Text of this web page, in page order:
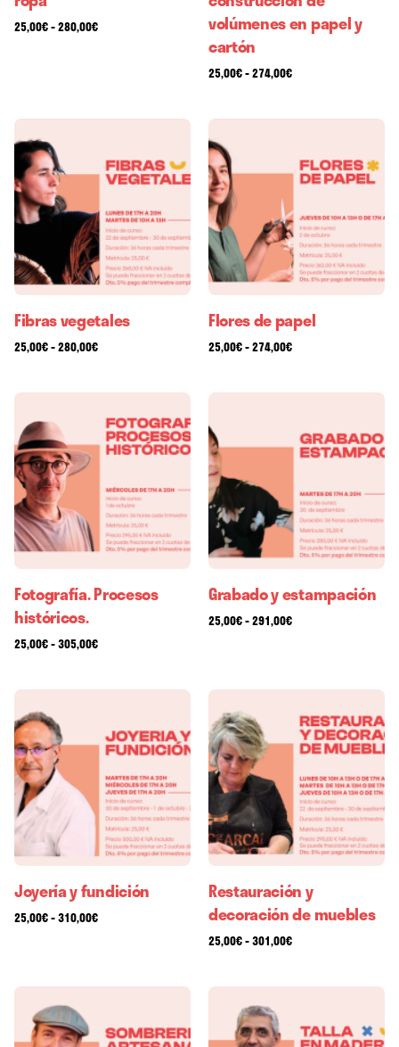
25,00€-280,00€
volúmenes en papel y
cartón
25,00€-274,00€
Fibras vegetales
25,00€-280,00€
Flores de papel
25,00€-274,00€
Fotografía. Procesos
históricos.
25,00€-305,00€
Grabado y estampación
25,00€-291,00€
Joyería y fundición
25,00€-310,00€
Restauración y
decoración de muebles
25,00€-301,00€